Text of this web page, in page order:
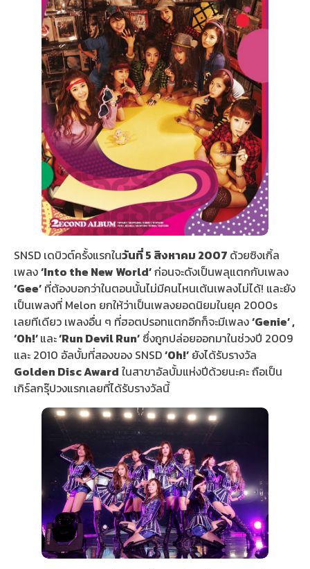
SNSD เดบิวต์ครั้งแรกในวันที่ 5 สิงหาคม 2007 ด้วยซิงเกิ้ล
เพลง‘Into the New World’ก่อนจะดังเป็นพลุแตกกับเพลง
‘Gee’ ที่ต้องบอกว่าในตอนนั้นไม่มีคนไหนเต้นเพลงไม่ได้! และยัง
เป็นเพลงที่ Melon ยกให้ว่าเป็นเพลงยอดนิยมในยุค 2000s
เลยทีเดียว เพลงอื่น ๆ ที่ฮอตปรอทแตกอีกก็จะมีเพลง‘Genie’ ,
‘Oh!’และ‘Run Devil Run’ ซึ่งถูกปล่อยออกมาในช่วงปี 2009
และ 2010 อัลบั้มที่สองของ SNSD‘Oh!’ ยังได้รับรางวัล
Golden Disc Award ในสาขาอัลบั้มแห่งปีด้วยนะคะ ถือเป็น
เกิร์ลกรุ๊ปวงแรกเลยที่ได้รับรางวัลนี้